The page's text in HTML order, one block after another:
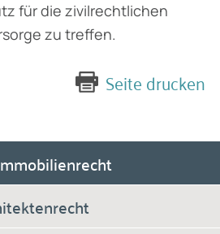
für die zivilrechtlichen
zu treffen.
Seite drucken